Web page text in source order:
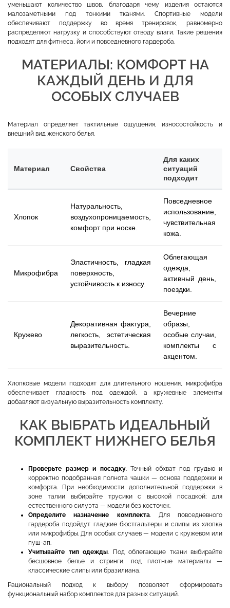
уменьшают количество швов, благодаря чему изделия остаются
малозаметными под тонкими тканями. Спортивные модели
обеспечивают поддержку во время тренировок, равномерно
распределяют нагрузку и способствуют отводу влаги. Такие решения
подходят для фитнеса, йоги и повседневного гардероба.
МАТЕРИАЛЫ: КОМФОРТ НА
КАЖДЫЙ ДЕНЬ И ДЛЯ
ОСОБЫХ СЛУЧАЕВ
Материал определяет тактильные ощущения, износостойкость и
внешний вид женского белья.
Материал Свойства
Для каких
ситуаций
подходит
Хлопок
Натуральность,
воздухопроницаемость,
комфорт при носке.
Повседневное
использование,
чувствительная
кожа.
Микрофибра
Эластичность, гладкая
поверхность,
устойчивость к износу.
Облегающая
одежда,
активный день,
поездки.
Кружево
Декоративная фактура,
легкость, эстетическая
выразительность.
Вечерние
образы,
особые случаи,
комплекты с
акцентом.
Хлопковые модели подходят для длительного ношения, микрофибра
обеспечивает гладкость под одеждой, а кружевные элементы
добавляют визуальную выразительность комплекту.
КАК ВЫБРАТЬ ИДЕАЛЬНЫЙ
КОМПЛЕКТ НИЖНЕГО БЕЛЬЯ
Проверьте размер и посадку. Точный обхват под грудью и
корректно подобранная полнота чашки — основа поддержки и
комфорта. При необходимости дополнительной поддержки в
зоне талии выбирайте трусики с высокой посадкой; для
естественного силуэта — модели без косточек.
Определите назначение комплекта. Для повседневного
гардероба подойдут гладкие бюстгальтеры и слипы из хлопка
или микрофибры. Для особых случаев — модели с кружевом или
пуш-ап.
Учитывайте тип одежды . Под облегающие ткани выбирайте
бесшовное белье и стринги, под плотные материалы —
классические слипы или бразилиана.
Рациональный подход к выбору позволяет сформировать
функциональный набор комплектов для разных ситуаций.